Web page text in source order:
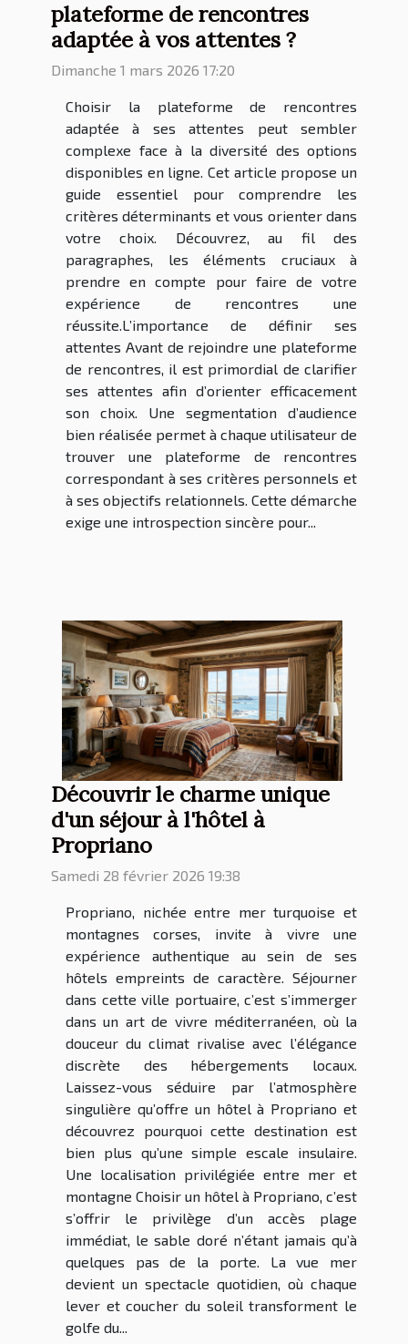
plateforme de rencontres
adaptée à vos attentes ?
Dimanche 1 mars 2026 17:20
Choisir la plateforme de rencontres
adaptée à ses attentes peut sembler
complexe face à la diversité des options
disponibles en ligne. Cet article propose un
guide essentiel pour comprendre les
critères déterminants et vous orienter dans
votre choix. Découvrez, au fil des
paragraphes, les éléments cruciaux à
prendre en compte pour faire de votre
expérience de rencontres une
réussite.L’importance de définir ses
attentes Avant de rejoindre une plateforme
de rencontres, il est primordial de clarifier
ses attentes afin d’orienter efficacement
son choix. Une segmentation d’audience
bien réalisée permet à chaque utilisateur de
trouver une plateforme de rencontres
correspondant à ses critères personnels et
à ses objectifs relationnels. Cette démarche
exige une introspection sincère pour...
Découvrir le charme unique
d'un séjour à l'hôtel à
Propriano
Samedi 28 février 2026 19:38
Propriano, nichée entre mer turquoise et
montagnes corses, invite à vivre une
expérience authentique au sein de ses
hôtels empreints de caractère. Séjourner
dans cette ville portuaire, c’est s’immerger
dans un art de vivre méditerranéen, où la
douceur du climat rivalise avec l’élégance
discrète des hébergements locaux.
Laissez-vous séduire par l’atmosphère
singulière qu’offre un hôtel à Propriano et
découvrez pourquoi cette destination est
bien plus qu’une simple escale insulaire.
Une localisation privilégiée entre mer et
montagne Choisir un hôtel à Propriano, c’est
s’offrir le privilège d’un accès plage
immédiat, le sable doré n’étant jamais qu’à
quelques pas de la porte. La vue mer
devient un spectacle quotidien, où chaque
lever et coucher du soleil transforment le
golfe du...